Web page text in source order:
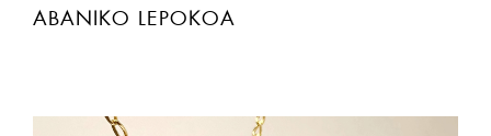
ABANIKO LEPOKOA